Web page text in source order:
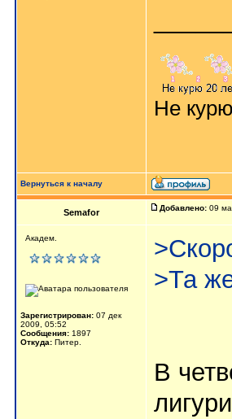
Не
Вернуться к началу
Semafor Добавлено: 09
Академ.
Зарегистрирован: 07 дек
2009, 05:52
Сообщения: 1897
Откуда: Питер.
>Та
В